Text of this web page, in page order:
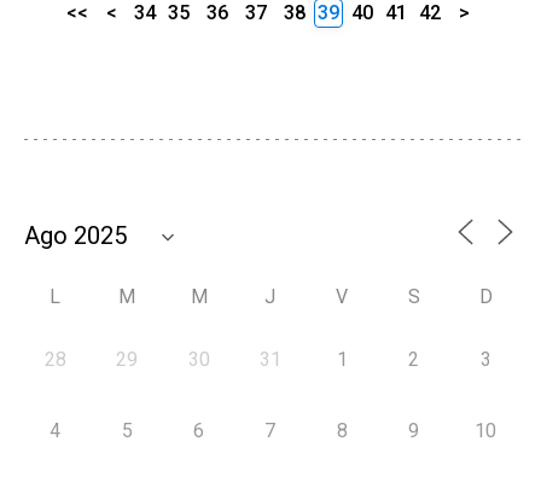
<< < 34 35 36 37 38 39 40 41 42 >
L M M J V S D
28 29 30 31 1 2 3
4 5 6 7 8 9 10